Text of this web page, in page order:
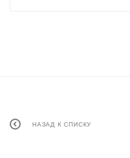
НАЗАД К СПИСКУ